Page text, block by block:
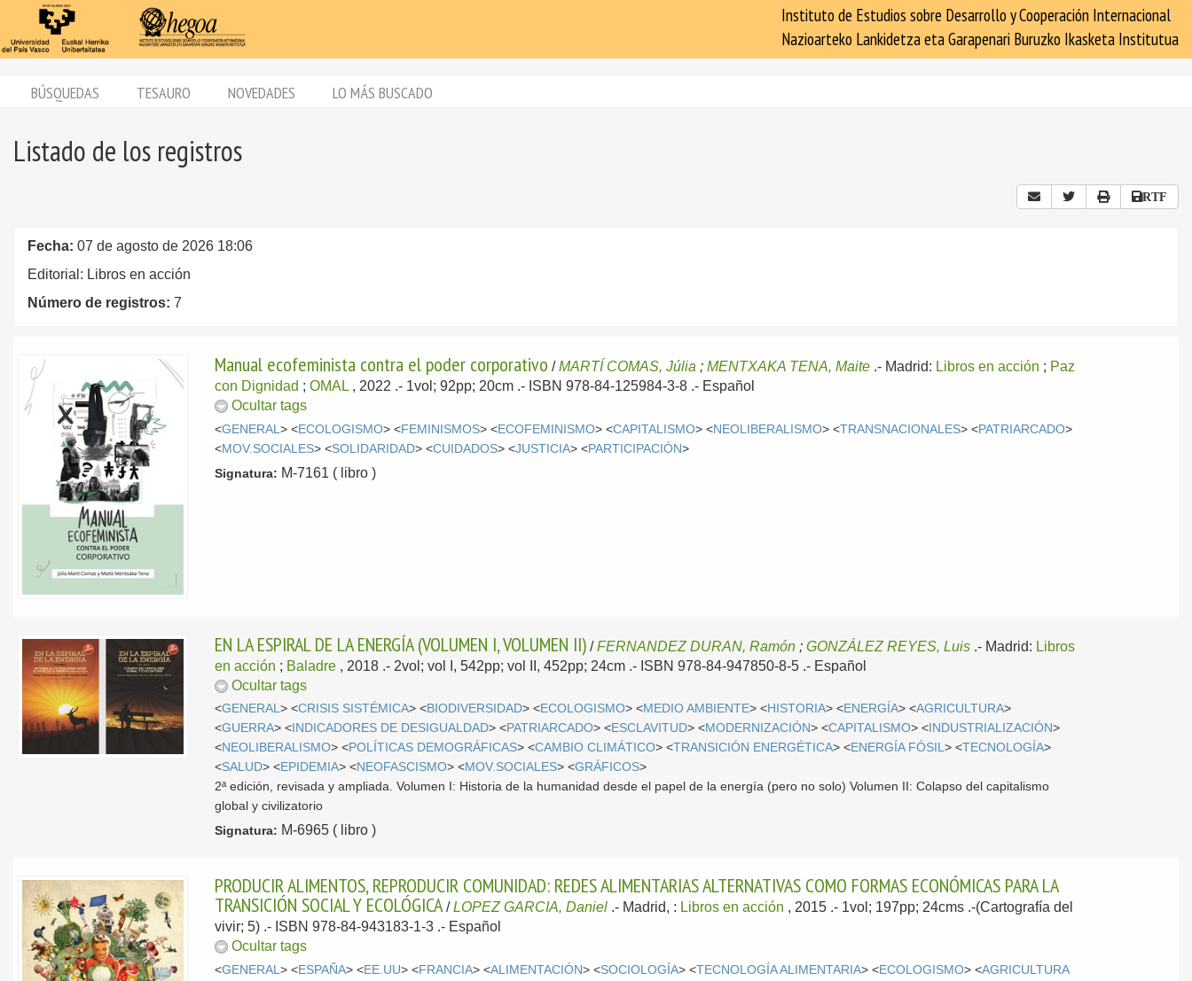
Instituto de Estudios sobre Desarrollo y Cooperación Internacional
Nazioarteko Lankidetza eta Garapenari Buruzko Ikasketa Institutua
BÚSQUEDAS TESAURO NOVEDADES LO MÁS BUSCADO
Listado de los registros
RTF
Fecha: 07 de agosto de 2026 18:06
Editorial: Libros en acción
Número de registros: 7
Manual ecofeminista contra el poder corporativo /MARTÍ COMAS, Júlia ;MENTXAKA TENA, Maite .- Madrid: Libros en acción ; Paz
con Dignidad ;OMAL , 2022 .- 1vol; 92pp; 20cm .- ISBN 978-84-125984-3-8 .- Español
Ocultar tags
<GENERAL> <ECOLOGISMO> <FEMINISMOS> <ECOFEMINISMO> <CAPITALISMO> <NEOLIBERALISMO> <TRANSNACIONALES> <PATRIARCADO>
<MOV.SOCIALES> <SOLIDARIDAD> <CUIDADOS> <JUSTICIA> <PARTICIPACIÓN>
Signatura: M-7161 ( libro )
EN LA ESPIRAL DE LA ENERGÍA (VOLUMEN I, VOLUMEN II) /FERNANDEZ DURAN, Ramón ;GONZÁLEZ REYES, Luis .- Madrid: Libros
en acción ; Baladre , 2018 .- 2vol; vol I, 542pp; vol II, 452pp; 24cm .- ISBN 978-84-947850-8-5 .- Español
Ocultar tags
<GENERAL> <CRISIS SISTÉMICA> <BIODIVERSIDAD> <ECOLOGISMO> <MEDIO AMBIENTE> <HISTORIA> <ENERGÍA> <AGRICULTURA>
<GUERRA> < INDICADORES DE DESIGUALDAD> <PATRIARCADO> <ESCLAVITUD> <MODERNIZACIÓN> <CAPITALISMO> < INDUSTRIALIZACIÓN>
<NEOLIBERALISMO> <POLÍTICAS DEMOGRÁFICAS> <CAMBIO CLIMÁTICO> <TRANSICIÓN ENERGÉTICA> <ENERGÍA FÓSIL> <TECNOLOGÍA>
<SALUD> <EPIDEMIA> <NEOFASCISMO> <MOV.SOCIALES> <GRÁFICOS>
2ª edición, revisada y ampliada. Volumen I: Historia de la humanidad desde el papel de la energía (pero no solo) Volumen II: Colapso del capitalismo
global y civilizatorio
Signatura: M-6965 ( libro )
PRODUCIR ALIMENTOS, REPRODUCIR COMUNIDAD: REDES ALIMENTARIAS ALTERNATIVAS COMO FORMAS ECONÓMICAS PARA LA
TRANSICIÓN SOCIAL Y ECOLÓGICA /LOPEZ GARCIA, Daniel .- Madrid, : Libros en acción , 2015 .- 1vol; 197pp; 24cms .-(Cartografía del
vivir; 5) .- ISBN 978-84-943183-1-3 .- Español
Ocultar tags
<GENERAL> <ESPAÑA> <EE.UU> <FRANCIA> <ALIMENTACIÓN> <SOCIOLOGÍA> <TECNOLOGÍA ALIMENTARIA> <ECOLOGISMO> <AGRICULTURA